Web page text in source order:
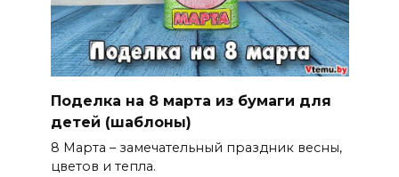
Поделка на 8 марта из бумаги для
детей (шаблоны)
8 Марта – замечательный праздник весны,
цветов и тепла.